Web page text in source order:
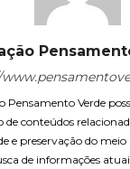
Pensamento Verde
de conteúdos
e preservação do
de informações